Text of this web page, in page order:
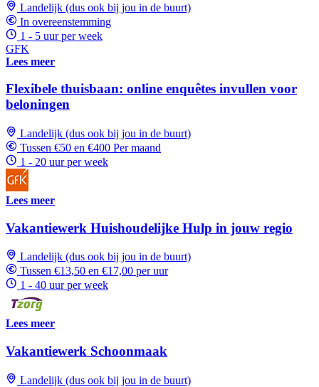
Landelijk (dus ook bij jou in de buurt)
In overeenstemming
1 - 5 uur per week
GFK
Lees meer
Flexibele thuisbaan: online enquêtes invullen voor
beloningen
Landelijk (dus ook bij jou in de buurt)
Tussen €50 en €400 Per maand
1 - 20 uur per week
Lees meer
Vakantiewerk Huishoudelijke Hulp in jouw regio
Landelijk (dus ook bij jou in de buurt)
Tussen €13,50 en €17,00 per uur
1 - 40 uur per week
Lees meer
Vakantiewerk Schoonmaak
Landelijk (dus ook bij jou in de buurt)